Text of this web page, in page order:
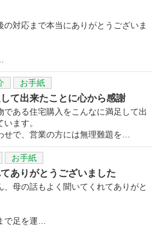
の対応まで本当にありがとうございま
お手紙
て出来たことに心から感謝
ある住宅購入をこんなに満足して出
ます。
で、営業の方には無理難題を…
お手紙
ありがとうございました
母の話もよく聞いてくれてありがと
で足を運…